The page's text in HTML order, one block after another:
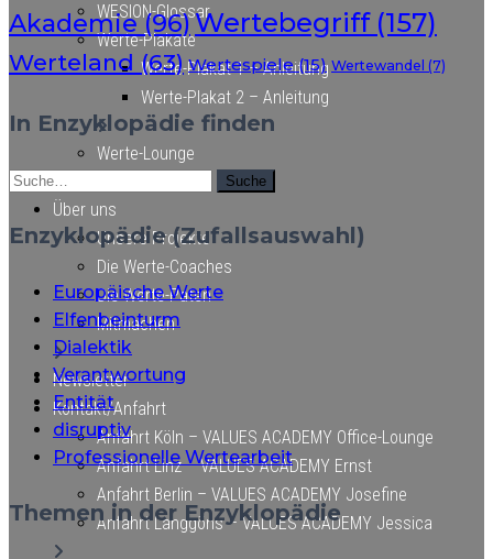
WESION-Glossar
Werte-Plakate
Werte-Plakat 1 – Anleitung
Werte-Plakat 2 – Anleitung
Werte-Lounge
Über uns
Unsere Projekte
Die Werte-Coaches
Die Werte-Paten
Mitmachen
Newsletter
Kontakt/Anfahrt
Anfahrt Köln – VALUES ACADEMY Office-Lounge
Anfahrt Linz – VALUES ACADEMY Ernst
Anfahrt Berlin – VALUES ACADEMY Josefine
Anfahrt Langgöns – VALUES ACADEMY Jessica
Akademie(96)Wertebegriff(157)
Werteland (63) Wertespiele(15) Wertewandel (7)
In Enzyklopädie finden
Suche Suche
Enzyklopädie (Zufallsauswahl)
Europäische Werte
Elfenbeinturm
Dialektik
Verantwortung
Entität
disruptiv
Professionelle Wertearbeit
Themen in der Enzyklopädie